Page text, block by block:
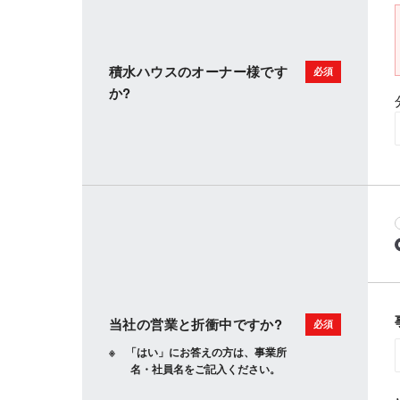
積水ハウスのオーナー様です
か?
当社の営業と折衝中ですか?
「はい」にお答えの方は、事業所
名・社員名をご記入ください。